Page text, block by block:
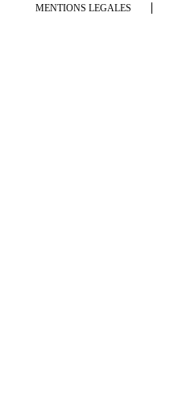
MENTIONS LEGALES